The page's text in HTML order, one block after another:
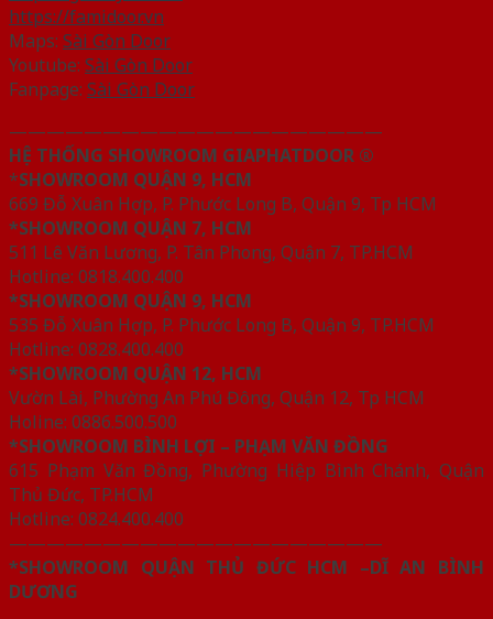
https://famidoor.vn
Maps: Sài Gòn Door
Youtube: Sài Gòn Door
Fanpage: Sài Gòn Door
————————————————————
HỆ THỐNG SHOWROOM GIAPHATDOOR ®
*SHOWROOM QUẬN 9, HCM
669 Đỗ Xuân Hợp, P. Phước Long B, Quận 9, Tp HCM
*SHOWROOM QUẬN 7, HCM
511 Lê Văn Lương, P. Tân Phong, Quận 7, TP.HCM
Hotline: 0818.400.400
*SHOWROOM QUẬN 9, HCM
535 Đỗ Xuân Hợp, P. Phước Long B, Quận 9, TP.HCM
Hotline: 0828.400.400
*SHOWROOM QUẬN 12, HCM
Vườn Lài, Phường An Phú Đông, Quận 12, Tp HCM
Holine: 0886.500.500
*SHOWROOM BÌNH LỢI – PHẠM VĂN ĐỒNG
615 Phạm Văn Đồng, Phường Hiệp Bình Chánh, Quận
Thủ Đức, TP.HCM
Hotline: 0824.400.400
————————————————————
*SHOWROOM QUẬN THỦ ĐỨC HCM –DĨ AN BÌNH
DƯƠNG